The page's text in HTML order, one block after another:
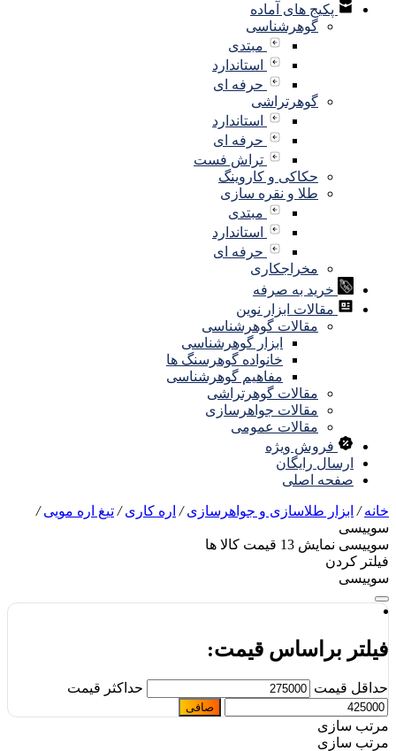
پکیج های آماده
گوهرشناسی
مبتدی
استاندارد
حرفه ای
گوهرتراشی
استاندارد
حرفه ای
تراش فست
حکاکی و کاروینگ
طلا و نقره سازی
مبتدی
استاندارد
حرفه ای
مخراجکاری
خرید به صرفه
مقالات ابزار نوین
مقالات گوهرشناسی
ابزار گوهرشناسی
خانواده گوهرسنگ ها
مفاهیم گوهرشناسی
مقالات گوهرتراشی
مقالات جواهرسازی
مقالات عمومی
فروش ویژه
ارسال رایگان
صفحه اصلی
/ابزار طلاسازی و جواهرسازی/اره کاری /تیغ اره مویی/
نمایش 13 قیمت کالا ها
کردن
براساس قیمت:
قیمت حداكثر قيمت
صافی
سازی
سازی